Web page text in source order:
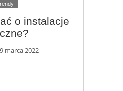
o instalacje
marca 2022